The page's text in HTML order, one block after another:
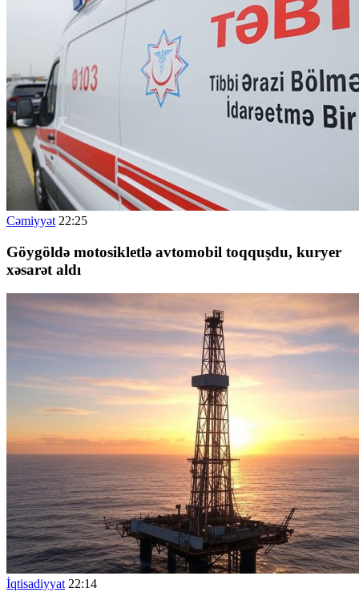
Cəmiyyət 22:25
Göygöldə motosikletlə avtomobil toqquşdu, kuryer
xəsarət aldı
İqtisadiyyat 22:14